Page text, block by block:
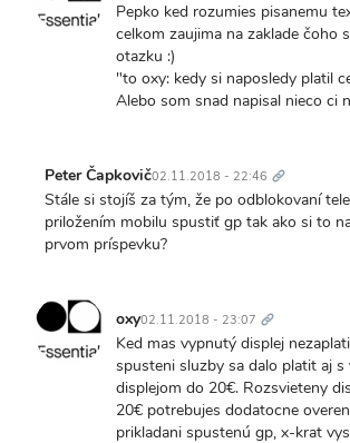
Pepko ked rozumies pisanemu
celkom zaujima na zaklade čoho
otazku :)
"to oxy: kedy si naposledy platil
Alebo som snad napisal nieco ci
Peter Čapkovič02.11.2018 - 22:46 odkaz
Stále si stojíš za tým, že po odblokovaní
priložením mobilu spustiť gp tak ako si to
prvom príspevku?
oxy02.11.2018 - 23:07 odkaz
Ked mas vypnutý displej
spusteni sluzby sa dalo platit aj
displejom do 20€. Rozsvieteny
20€ potrebujes dodatocne
prikladani spustenú gp, x-krat